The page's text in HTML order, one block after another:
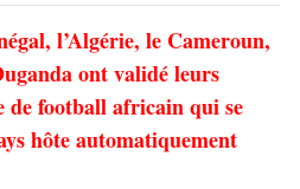
l’Algérie, le Cameroun,
ont validé leurs
de football africain qui se
hôte automatiquement